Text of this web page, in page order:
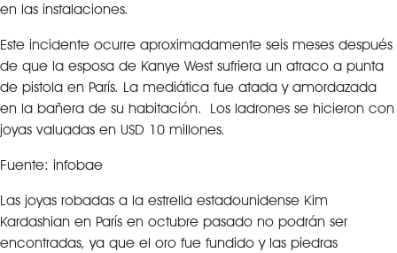
en las instalaciones.
Este incidente ocurre aproximadamente seis meses después
de que la esposa de Kanye West sufriera un atraco a punta
de pistola en París. La mediática fue atada y amordazada
en la bañera de su habitación. Los ladrones se hicieron con
joyas valuadas en USD 10 millones.
Fuente: infobae
Las joyas robadas a la estrella estadounidense Kim
Kardashian en París en octubre pasado no podrán ser
encontradas, ya que el oro fue fundido y las piedras